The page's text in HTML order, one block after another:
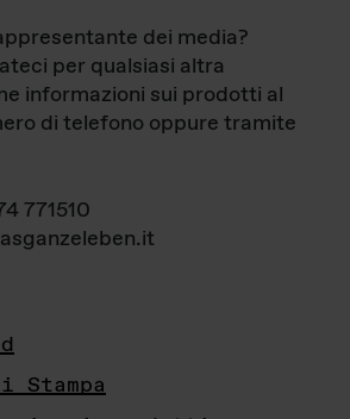
dei media?
per qualsiasi altra
informazioni sui prodotti al
di telefono oppure tramite
771510
Stampa